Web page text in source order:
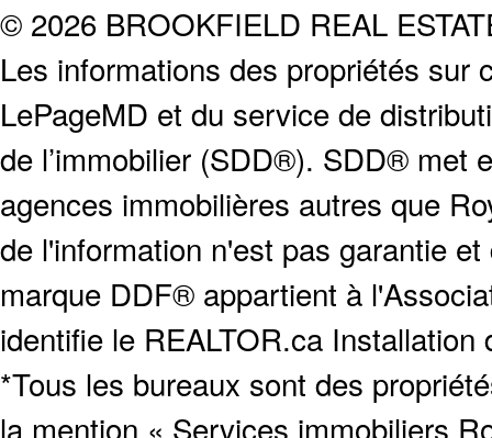
© 2026 BROOKFIELD REAL
Les informations des propriétés sur
LePageMD et du service de
de l’immobilier (SDD®). SDD® met
agences immobilières autres que
de l'information n'est pas garantie
marque DDF® appartient à
identifie le REALTOR.ca
*Tous les bureaux sont des
la mention « Services immobiliers